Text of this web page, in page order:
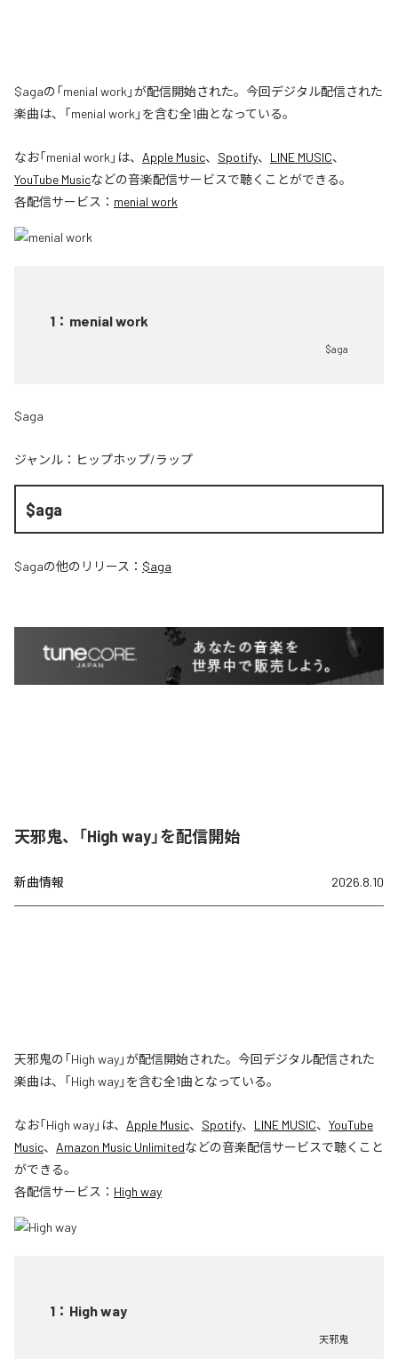
$agaの「menial work」が配信開始された。今回デジタル配信された
楽曲は、「menial work」を含む全1曲となっている。
なお「menial work 」は、 Apple Music、 Spotify、 LINE MUSIC、
YouTube Musicなどの音楽配信サービスで聴くことができる。
各配信サービス： menial work
1 ： menial work
$aga
$aga
ジャンル： ヒップホップ/ラップ
$aga
$agaの他のリリース： $aga
天邪鬼、「High way」を配信開始
新曲情報 2026.8.10
天邪鬼の「High way」が配信開始された。今回デジタル配信された
楽曲は、「High way」を含む全1曲となっている。
なお「High way」は、 Apple Music、 Spotify、 LINE MUSIC、 YouTube
Music、 Amazon Music Unlimitedなどの音楽配信サービスで聴くこと
ができる。
各配信サービス： High way
1 ： High way
天邪鬼